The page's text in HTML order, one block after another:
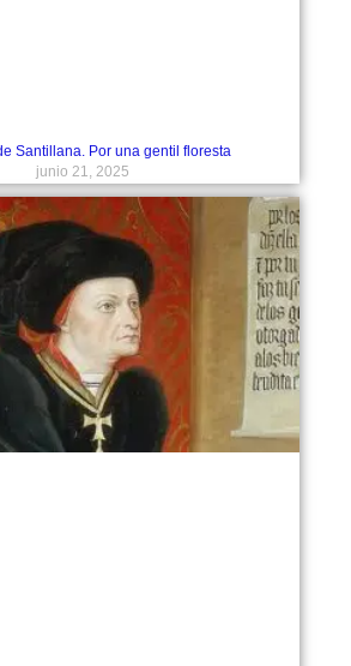
Santillana. Por una gentil floresta
junio 21, 2025